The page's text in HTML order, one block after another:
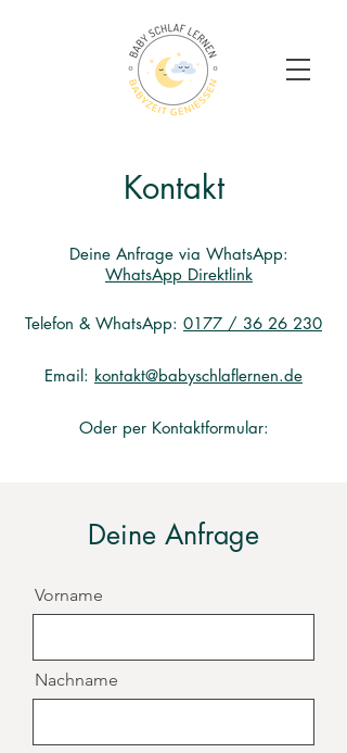
Kontakt
Deine Anfrage via WhatsApp:
WhatsApp Direktlink
Telefon & WhatsApp: 0177 / 36 26 230
Email: kontakt@babyschlaflernen.de
Oder per Kontaktformular:
Deine Anfrage
Vorname
Nachname